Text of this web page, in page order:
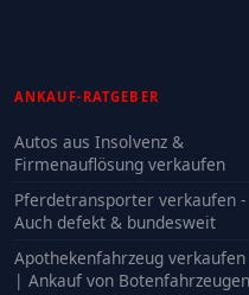
ANKAUF-RATGEBER
Autos aus Insolvenz &
Firmenauflösung verkaufen
Pferdetransporter verkaufen -
Auch defekt & bundesweit
Apothekenfahrzeug verkaufen
| Ankauf von Botenfahrzeugen